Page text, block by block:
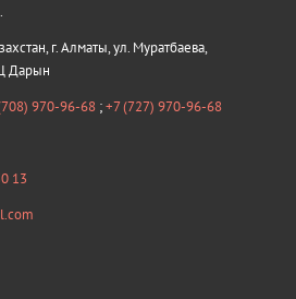
г. Алматы, ул. Муратбаева,
Дарын
970-96-68 ;+7 (727) 970-96-68
13